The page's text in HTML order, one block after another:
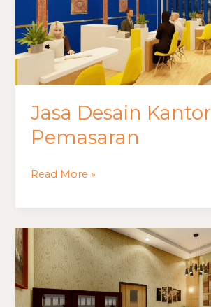
Jasa Desain Kantor
Pemasaran
Read More »
Jasa
Desain
Kantor
Kelurahan